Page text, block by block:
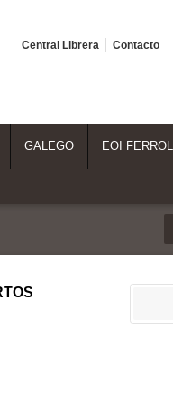
Central Librera Contacto
GALEGO EOI FERROL